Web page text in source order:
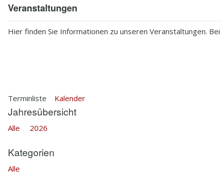
2.4
SATZUNG 3.4
BEHINDERTENBEIRAT
Veranstaltungen
Hier finden Sie Informationen zu unseren Veranstaltungen.
Terminliste Kalender
Jahresübersicht
Alle 2026
Kategorien
Alle